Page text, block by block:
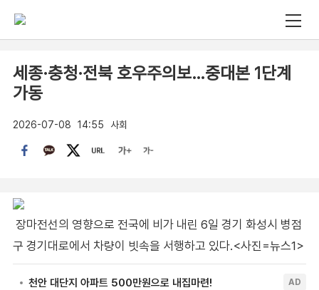
세종·충청·전북 호우주의보…중대본 1단계
가동
2026-07-08 14:55 사회
장마전선의 영향으로 전국에 비가 내린 6일 경기 화성시 병점
구 경기대로에서 차량이 빗속을 서행하고 있다.<사진=뉴스1>